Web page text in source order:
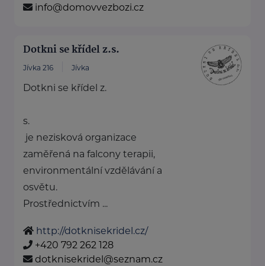
info@domovvezbozi.cz
Dotkni se křídel z.s.
Jívka 216 Jívka
Dotkni se křídel z.
s.
je nezisková organizace
zaměřená na falcony terapii,
environmentální vzdělávání a
osvětu.
Prostřednictvím ...
http://dotknisekridel.cz/
+420 792 262 128
dotknisekridel@seznam.cz